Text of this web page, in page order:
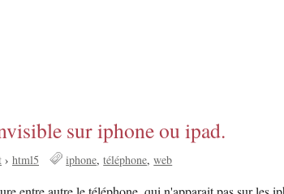
sur iphone ou ipad.
› html5 iphone téléphone web